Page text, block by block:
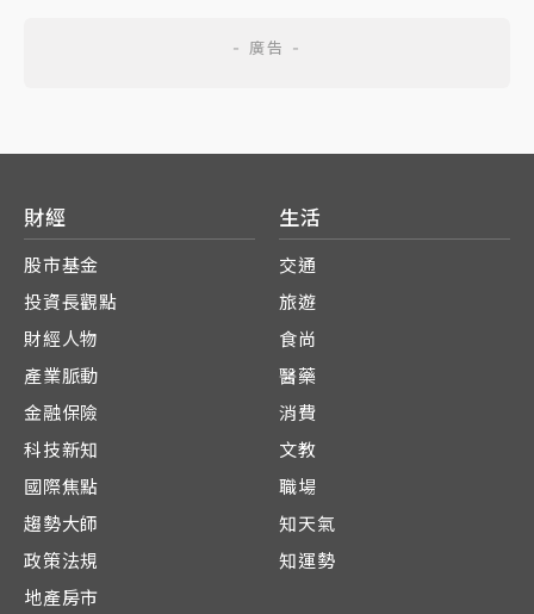
財經
股市基金
投資長觀點
財經人物
產業脈動
金融保險
科技新知
國際焦點
趨勢大師
政策法規
地產房市
生活
交通
旅遊
食尚
醫藥
消費
文教
職場
知天氣
知運勢